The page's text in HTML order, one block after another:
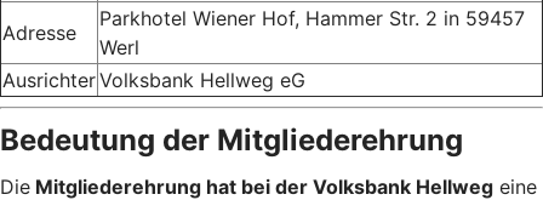
Adresse
Parkhotel Wiener Hof, Hammer Str. 2 in 59457
Werl
AusrichterVolksbank Hellweg eG
Bedeutung der Mitgliederehrung
Die Mitgliederehrung hat bei der Volksbank Hellweg eine